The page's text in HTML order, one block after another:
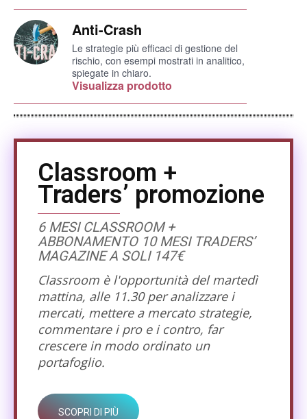
Anti-Crash
Le strategie più efficaci di gestione del
rischio, con esempi mostrati in analitico,
spiegate in chiaro.
Visualizza prodotto
Classroom +
Traders’ promozione
6 MESI CLASSROOM +
ABBONAMENTO 10 MESI TRADERS’
MAGAZINE A SOLI 147€
Classroom è l'opportunità del martedì
mattina, alle 11.30 per analizzare i
mercati, mettere a mercato strategie,
commentare i pro e i contro, far
crescere in modo ordinato un
portafoglio.
SCOPRI DI PIÙ